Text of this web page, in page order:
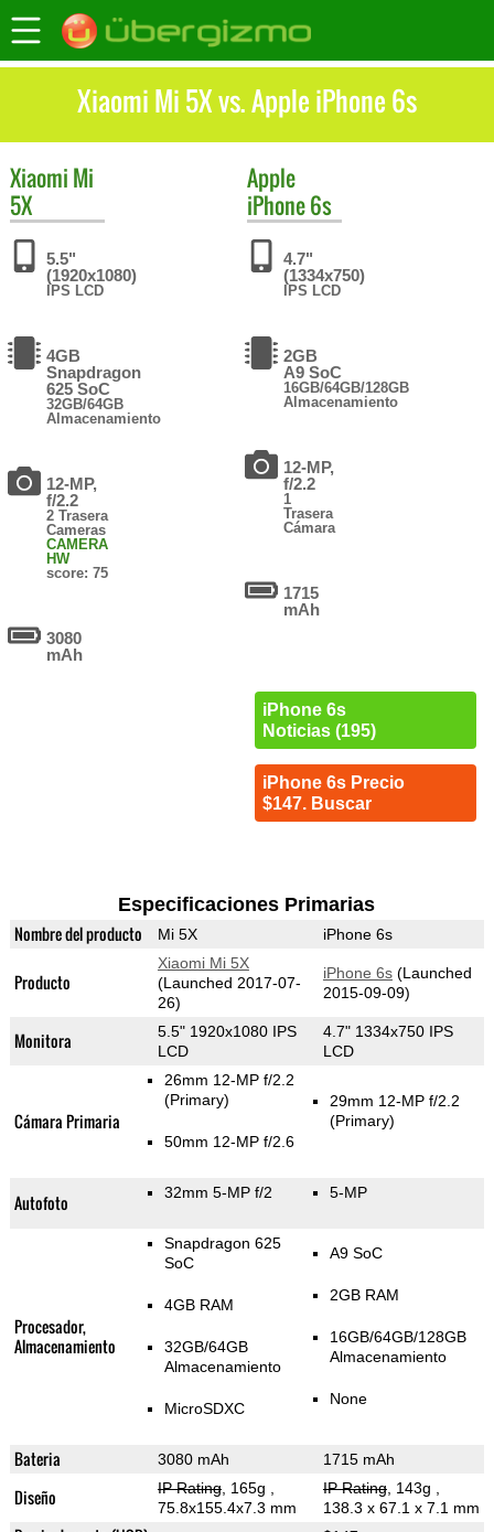
Xiaomi Mi 5X vs. Apple iPhone 6s
Xiaomi Mi
5X
5.5"
(1920x1080)
IPS LCD
4GB
Snapdragon
625 SoC
32GB/64GB
Almacenamiento
12-MP,
f/2.2
2 Trasera
Cameras
CAMERA
HW
score: 75
3080
mAh
Apple
iPhone 6s
4.7"
(1334x750)
IPS LCD
2GB
A9 SoC
16GB/64GB/128GB
Almacenamiento
12-MP,
f/2.2
1
Trasera
Cámara
1715
mAh
iPhone 6s
Noticias (195)
iPhone 6s Precio
$147. Buscar
Especificaciones Primarias
Nombre del producto Mi 5X iPhone 6s
Producto
Xiaomi Mi 5X
(Launched 2017-07-
26)
iPhone 6s(Launched
2015-09-09)
Monitora
5.5" 1920x1080 IPS
LCD
4.7" 1334x750 IPS
LCD
Cámara Primaria
26mm 12-MP f/2.2
(Primary)
50mm 12-MP f/2.6
29mm 12-MP f/2.2
(Primary)
Autofoto 32mm 5-MP f/2 5-MP
Procesador,
Almacenamiento
Snapdragon 625
SoC
4GB RAM
32GB/64GB
Almacenamiento
MicroSDXC
A9 SoC
2GB RAM
16GB/64GB/128GB
Almacenamiento
None
Bateria 3080 mAh 1715 mAh
Diseño IP Rating, 165g
75.8x155.4x7.3 mm
IP Rating, 143g
138.3 x 67.1 x 7.1 mm